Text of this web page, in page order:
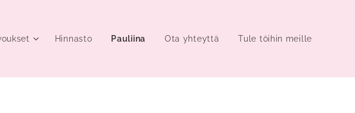
Hinnasto Pauliina Ota yhteyttä Tule töihin meille